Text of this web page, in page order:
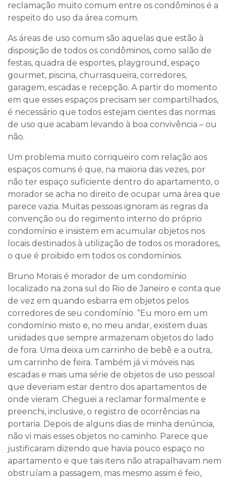
reclamação muito comum entre os condôminos é a
respeito do uso da área comum.
As áreas de uso comum são aquelas que estão à
disposição de todos os condôminos, como salão de
festas, quadra de esportes, playground, espaço
gourmet, piscina, churrasqueira, corredores,
garagem, escadas e recepção. A partir do momento
em que esses espaços precisam ser compartilhados,
é necessário que todos estejam cientes das normas
de uso que acabam levando à boa convivência – ou
não.
Um problema muito corriqueiro com relação aos
espaços comuns é que, na maioria das vezes, por
não ter espaço suficiente dentro do apartamento, o
morador se acha no direito de ocupar uma área que
parece vazia. Muitas pessoas ignoram as regras da
convenção ou do regimento interno do próprio
condomínio e insistem em acumular objetos nos
locais destinados à utilização de todos os moradores,
o que é proibido em todos os condomínios.
Bruno Morais é morador de um condomínio
localizado na zona sul do Rio de Janeiro e conta que
de vez em quando esbarra em objetos pelos
corredores de seu condomínio. “Eu moro em um
condomínio misto e, no meu andar, existem duas
unidades que sempre armazenam objetos do lado
de fora. Uma deixa um carrinho de bebê e a outra,
um carrinho de feira. Também já vi móveis nas
escadas e mais uma série de objetos de uso pessoal
que deveriam estar dentro dos apartamentos de
onde vieram. Cheguei a reclamar formalmente e
preenchi, inclusive, o registro de ocorrências na
portaria. Depois de alguns dias de minha denúncia,
não vi mais esses objetos no caminho. Parece que
justificaram dizendo que havia pouco espaço no
apartamento e que tais itens não atrapalhavam nem
obstruíam a passagem, mas mesmo assim é feio,